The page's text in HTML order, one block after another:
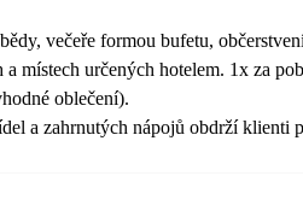
večeře formou bufetu,
místech určených hotelem. 1x za
oblečení).
a zahrnutých nápojů obdrží klienti